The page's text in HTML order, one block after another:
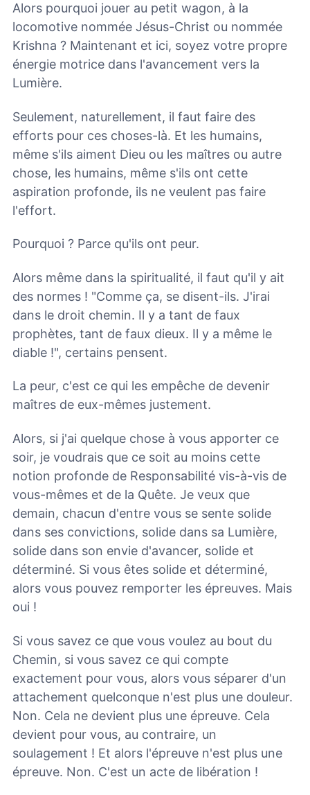
Alors pourquoi jouer au petit wagon, à la
locomotive nommée Jésus-Christ ou nommée
Krishna ? Maintenant et ici, soyez votre propre
énergie motrice dans l'avancement vers la
Lumière.
Seulement, naturellement, il faut faire des
efforts pour ces choses-là. Et les humains,
même s'ils aiment Dieu ou les maîtres ou autre
chose, les humains, même s'ils ont cette
aspiration profonde, ils ne veulent pas faire
l'effort.
Pourquoi ? Parce qu'ils ont peur.
Alors même dans la spiritualité, il faut qu'il y ait
des normes ! "Comme ça, se disent-ils. J'irai
dans le droit chemin. Il y a tant de faux
prophètes, tant de faux dieux. Il y a même le
diable !", certains pensent.
La peur, c'est ce qui les empêche de devenir
maîtres de eux-mêmes justement.
Alors, si j'ai quelque chose à vous apporter ce
soir, je voudrais que ce soit au moins cette
notion profonde de Responsabilité vis-à-vis de
vous-mêmes et de la Quête. Je veux que
demain, chacun d'entre vous se sente solide
dans ses convictions, solide dans sa Lumière,
solide dans son envie d'avancer, solide et
déterminé. Si vous êtes solide et déterminé,
alors vous pouvez remporter les épreuves. Mais
oui !
Si vous savez ce que vous voulez au bout du
Chemin, si vous savez ce qui compte
exactement pour vous, alors vous séparer d'un
attachement quelconque n'est plus une douleur.
Non. Cela ne devient plus une épreuve. Cela
devient pour vous, au contraire, un
soulagement ! Et alors l'épreuve n'est plus une
épreuve. Non. C'est un acte de libération !